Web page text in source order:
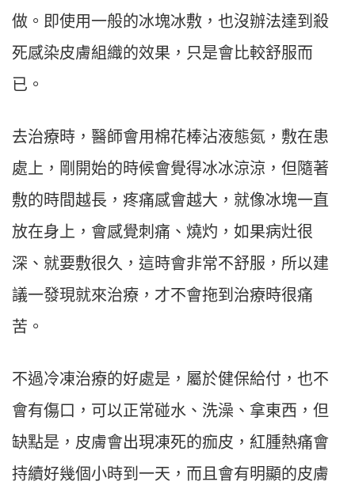
做。即使用一般的冰塊冰敷，也沒辦法達到殺
死感染皮膚組織的效果，只是會比較舒服而
已。
去治療時，醫師會用棉花棒沾液態氮，敷在患
處上，剛開始的時候會覺得冰冰涼涼，但隨著
敷的時間越長，疼痛感會越大，就像冰塊一直
放在身上，會感覺刺痛、燒灼，如果病灶很
深、就要敷很久，這時會非常不舒服，所以建
議一發現就來治療，才不會拖到治療時很痛
苦。
不過冷凍治療的好處是，屬於健保給付，也不
會有傷口，可以正常碰水、洗澡、拿東西，但
缺點是，皮膚會出現凍死的痂皮，紅腫熱痛會
持續好幾個小時到一天，而且會有明顯的皮膚